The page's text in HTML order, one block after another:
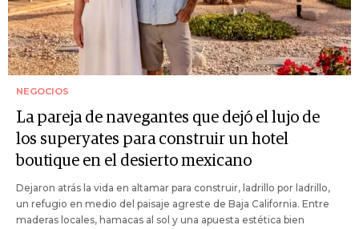
NEGOCIOS
La pareja de navegantes que dejó el lujo de
los superyates para construir un hotel
boutique en el desierto mexicano
Dejaron atrás la vida en altamar para construir, ladrillo por ladrillo,
un refugio en medio del paisaje agreste de Baja California. Entre
maderas locales, hamacas al sol y una apuesta estética bien